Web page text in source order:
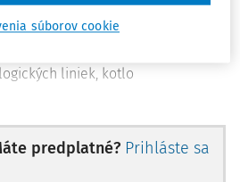
riaditeľstvo SR, montážne a
a zariadení, napríklad
liniek, kotlo
predplatné? Prihláste sa
súborov cookie